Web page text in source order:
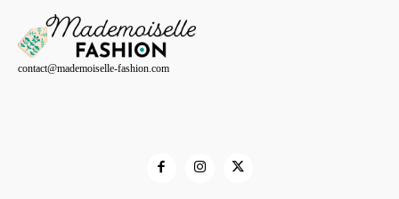
21,00 €
contact@mademoiselle-fashion.com